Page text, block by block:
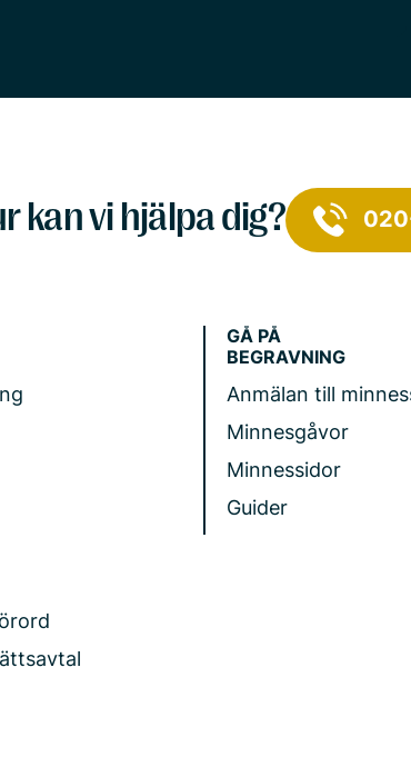
kan vi hjälpa dig?
GÅ PÅ
BEGRAVNING
Anmälan till
Minnesgåvor
Minnessidor
Guider